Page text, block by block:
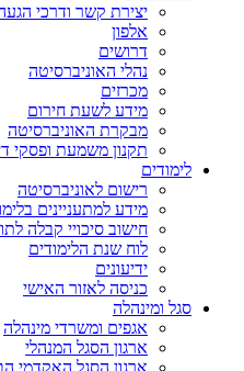
יצירת קשר ודרכי
אלפון
דרושים
נהלי האוניברסיטה
מכרזים
מידע לשעת חירום
מבקרת האוניברסיטה
תקנון משמעת ופסקי
לימודים
רישום לאוניברסיטה
מידע למתעניינים
חישוב סיכויי קבלה
לוח שנת הלימודים
ידיעונים
כניסה לאזור האישי
סגל ומינהלה
אגפים ומשרדי מינהלה
ארגון הסגל המנהלי
ארגון הסגל האקדמי